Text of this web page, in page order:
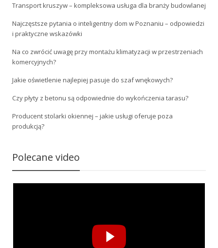
Transport kruszyw – kompleksowa usługa dla branży budowlanej
Najczęstsze pytania o inteligentny dom w Poznaniu – odpowiedzi
i praktyczne wskazówki
Na co zwrócić uwagę przy montażu klimatyzacji w przestrzeniach
komercyjnych?
Jakie oświetlenie najlepiej pasuje do szaf wnękowych?
Czy płyty z betonu są odpowiednie do wykończenia tarasu?
Producent stolarki okiennej – jakie usługi oferuje poza
produkcją?
Polecane video